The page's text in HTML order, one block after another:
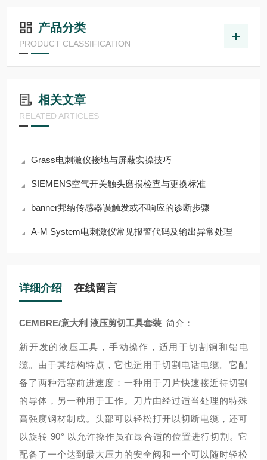
产品分类
PRODUCT CLASSIFICATION
相关文章
RELATED ARTICLES
Grass电刺激仪接地与屏蔽实操技巧
SIEMENS空气开关触头磨损检查与更换标准
banner邦纳传感器误触发或不响应的诊断步骤
A-M System电刺激仪常见报警代码及输出异常处理
详细介绍 在线留言
CEMBRE/意大利 液压剪切工具套装 简介：
新开发的液压工具，手动操作，适用于切割铜和铝电
缆。由于其结构特点，它也适用于切割电话电缆。它配
备了两种活塞前进速度：一种用于刀片快速接近待切割
的导体，另一种用于工作。刀片由经过适当处理的特殊
高强度钢材制成。头部可以轻松打开以切断电缆，还可
以旋转 90° 以允许操作员在最合适的位置进行切割。它
配备了一个达到最大压力的安全阀和一个可以随时轻松